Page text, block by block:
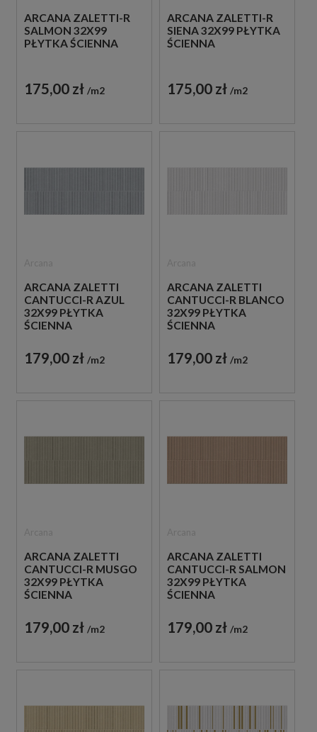
ARCANA ZALETTI-R
SALMON 32X99
PŁYTKA ŚCIENNA
175,00 zł m2
ARCANA ZALETTI-R
SIENA 32X99 PŁYTKA
ŚCIENNA
175,00 zł m2
ARCANA ZALETTI
CANTUCCI-R AZUL
32X99 PŁYTKA
ŚCIENNA
179,00 zł m2
ARCANA ZALETTI
CANTUCCI-R BLANCO
32X99 PŁYTKA
ŚCIENNA
179,00 zł m2
ARCANA ZALETTI
CANTUCCI-R MUSGO
32X99 PŁYTKA
ŚCIENNA
179,00 zł m2
ARCANA ZALETTI
CANTUCCI-R SALMON
32X99 PŁYTKA
ŚCIENNA
179,00 zł m2